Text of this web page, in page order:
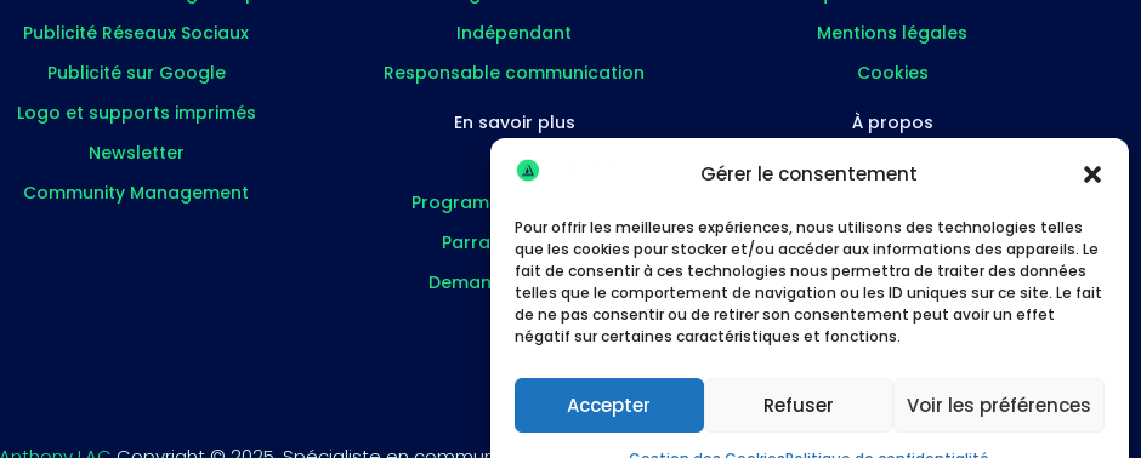
Gérer le consentement
Pour offrir les meilleures expériences, nous utilisons des technologies telles
que les cookies pour stocker et/ou accéder aux informations des appareils. Le
fait de consentir à ces technologies nous permettra de traiter des données
telles que le comportement de navigation ou les ID uniques sur ce site. Le fait
de ne pas consentir ou de retirer son consentement peut avoir un effet
négatif sur certaines caractéristiques et fonctions.
Accepter Refuser Voir les préférences
Publicité Réseaux Sociaux
Publicité sur Google
Logo et supports imprimés
Newsletter
Community Management
Indépendant
Responsable communication
En savoir plus
Blog
Programme partenaire
Parrainer un pro
Demander un devis
Mentions légales
Cookies
À propos
Études de cas
Me suivre